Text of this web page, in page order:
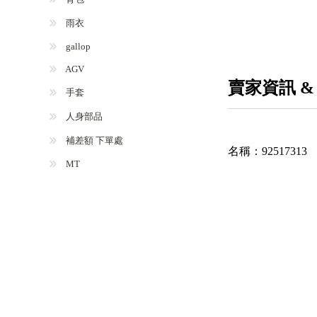
賣家資訊 &
名稱： 92517313
雨衣
gallop
AGV
手套
人身部品
補差額 下單處
MT